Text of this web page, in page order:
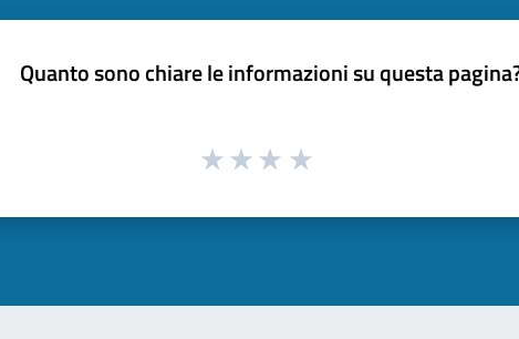
Quanto sono chiare le informazioni su questa